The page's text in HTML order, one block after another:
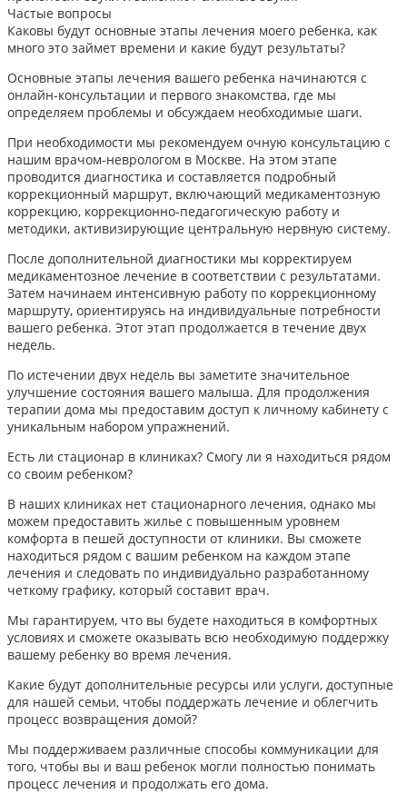
Частые вопросы
Каковы будут основные этапы лечения моего ребенка, как
много это займет времени и какие будут результаты?
Основные этапы лечения вашего ребенка начинаются с
онлайн-консультации и первого знакомства, где мы
определяем проблемы и обсуждаем необходимые шаги.
При необходимости мы рекомендуем очную консультацию с
нашим врачом-неврологом в Москве. На этом этапе
проводится диагностика и составляется подробный
коррекционный маршрут, включающий медикаментозную
коррекцию, коррекционно-педагогическую работу и
методики, активизирующие центральную нервную систему.
После дополнительной диагностики мы корректируем
медикаментозное лечение в соответствии с результатами.
Затем начинаем интенсивную работу по коррекционному
маршруту, ориентируясь на индивидуальные потребности
вашего ребенка. Этот этап продолжается в течение двух
недель.
По истечении двух недель вы заметите значительное
улучшение состояния вашего малыша. Для продолжения
терапии дома мы предоставим доступ к личному кабинету с
уникальным набором упражнений.
Есть ли стационар в клиниках? Смогу ли я находиться рядом
со своим ребенком?
В наших клиниках нет стационарного лечения, однако мы
можем предоставить жилье с повышенным уровнем
комфорта в пешей доступности от клиники. Вы сможете
находиться рядом с вашим ребенком на каждом этапе
лечения и следовать по индивидуально разработанному
четкому графику, который составит врач.
Мы гарантируем, что вы будете находиться в комфортных
условиях и сможете оказывать всю необходимую поддержку
вашему ребенку во время лечения.
Какие будут дополнительные ресурсы или услуги, доступные
для нашей семьи, чтобы поддержать лечение и облегчить
процесс возвращения домой?
Мы поддерживаем различные способы коммуникации для
того, чтобы вы и ваш ребенок могли полностью понимать
процесс лечения и продолжать его дома.